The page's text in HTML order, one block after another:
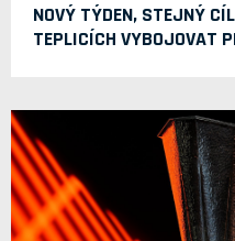
NOVÝ TÝDEN, STEJNÝ
TEPLICÍCH VYBOJOVAT